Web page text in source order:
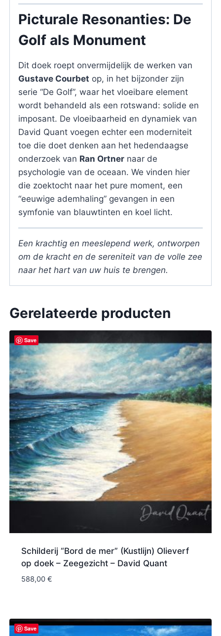
Picturale Resonanties: De
Golf als Monument
Dit doek roept onvermijdelijk de werken van
Gustave Courbet op, in het bijzonder zijn
serie “De Golf”, waar het vloeibare element
wordt behandeld als een rotswand: solide en
imposant. De vloeibaarheid en dynamiek van
David Quant voegen echter een moderniteit
toe die doet denken aan het hedendaagse
onderzoek van Ran Ortnernaar de
psychologie van de oceaan. We vinden hier
die zoektocht naar het pure moment, een
“eeuwige ademhaling” gevangen in een
symfonie van blauwtinten en koel licht.
Een krachtig en meeslepend werk, ontworpen
om de kracht en de sereniteit van de volle zee
naar het hart van uw huis te brengen.
Gerelateerde producten
Save
Schilderij “Bord de mer” (Kustlijn) Olieverf
op doek – Zeegezicht – David Quant
588,00€
Save